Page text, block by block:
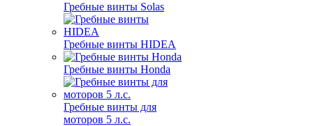
Гребные винты Solas
Гребные винты HIDEA
Гребные винты Honda
Гребные винты для
моторов 5 л.с.